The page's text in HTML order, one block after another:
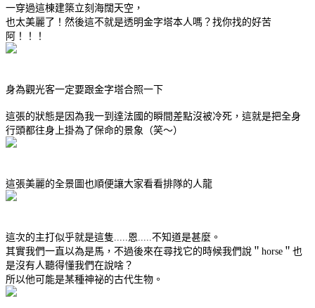
一穿過這棟建築立刻海闊天空，
也太美麗了！然後這不就是透明金字塔本人嗎？找你找的好苦
阿！！！
身為觀光客一定要跟金字塔合照一下
這張的狀態是因為我一到達法國的瞬間差點沒被冷死，這就是把全身
行頭都往身上掛為了保命的景象（笑～）
這張美麗的全景圖也順便讓大家看看排隊的人龍
這次的主打似乎就是這隻.....恩.....不知道是甚麼。
其實我們一直以為是馬，不過後來在尋找它的時候我們說＂horse＂也
是沒有人聽得懂我們在說啥？
所以他可能是某種神祕的古代生物。